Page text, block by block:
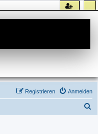
Anmelden
Registrieren